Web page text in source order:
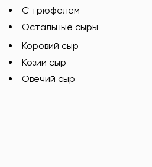
С трюфелем
Остальные сыры
Коровий сыр
Козий сыр
Овечий сыр